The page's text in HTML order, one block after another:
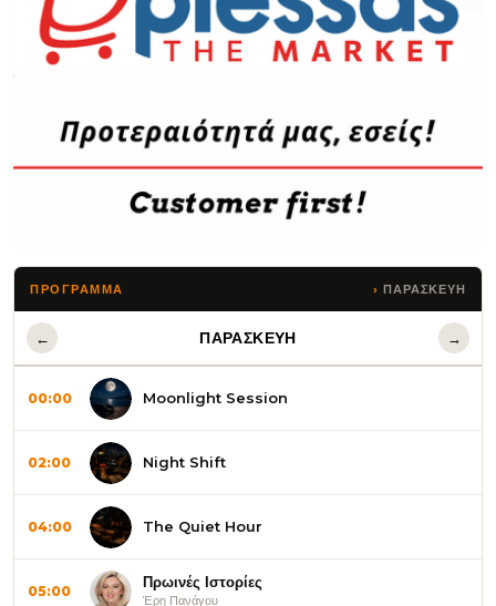
ΠΡΌΓΡΑΜΜΑ ΠΑΡΑΣΚΕΥΗ
← ΠΑΡΑΣΚΕΥΗ →
00:00 Moonlight Session
02:00 Night Shift
04:00 The Quiet Hour
05:00 Πρωινές Ιστορίες
Έρη Πανάγου